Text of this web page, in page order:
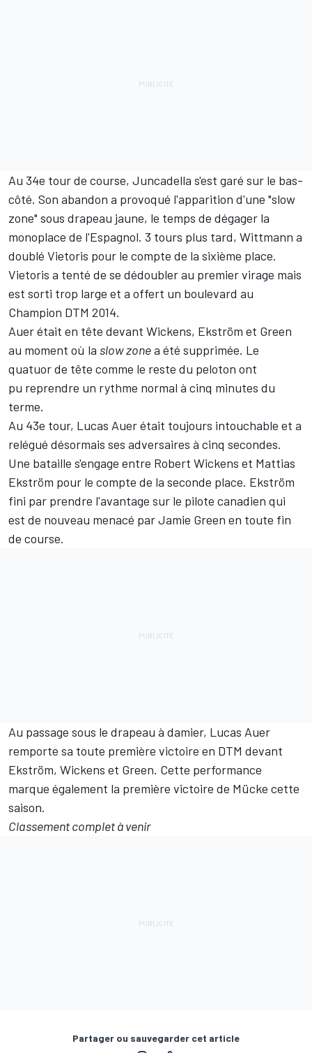
Au 34e tour de course, Juncadella s'est garé sur le bas-
côté. Son abandon a provoqué l'apparition d'une "slow
zone" sous drapeau jaune, le temps de dégager la
monoplace de l'Espagnol. 3 tours plus tard, Wittmann a
doublé Vietoris pour le compte de la sixième place.
Vietoris a tenté de se dédoubler au premier virage mais
est sorti trop large et a offert un boulevard au
Champion DTM 2014.
Auer était en tête devant Wickens, Ekström et Green
au moment où la slow zonea été supprimée. Le
quatuor de tête comme le reste du peloton ont
pu reprendre un rythme normal à cinq minutes du
terme.
Au 43e tour, Lucas Auer était toujours intouchable et a
relégué désormais ses adversaires à cinq secondes.
Une bataille s'engage entre Robert Wickens et Mattias
Ekström pour le compte de la seconde place. Ekström
fini par prendre l'avantage sur le pilote canadien qui
est de nouveau menacé par Jamie Green en toute fin
de course.
Au passage sous le drapeau à damier, Lucas Auer
remporte sa toute première victoire en DTM devant
Ekström, Wickens et Green. Cette performance
marque également la première victoire de Mücke cette
saison.
Classement complet à venir
Partager ou sauvegarder cet article